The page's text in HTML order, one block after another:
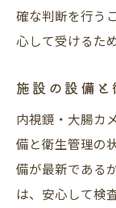
確な判断を行う
心して受けるた
施設の設備
内視鏡・大腸カ
備と衛生管理の
備が最新である
は、安心して検